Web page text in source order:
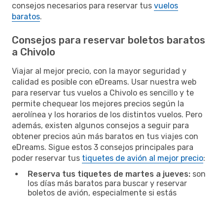
consejos necesarios para reservar tus vuelos
baratos.
Consejos para reservar boletos baratos
a Chivolo
Viajar al mejor precio, con la mayor seguridad y
calidad es posible con eDreams. Usar nuestra web
para reservar tus vuelos a Chivolo es sencillo y te
permite chequear los mejores precios según la
aerolínea y los horarios de los distintos vuelos. Pero
además, existen algunos consejos a seguir para
obtener precios aún más baratos en tus viajes con
eDreams. Sigue estos 3 consejos principales para
poder reservar tus tiquetes de avión al mejor precio:
Reserva tus tiquetes de martes a jueves: son
los días más baratos para buscar y reservar
boletos de avión, especialmente si estás